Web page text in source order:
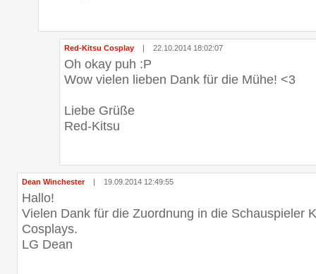
Red-Kitsu Cosplay | 22.10.2014 18:02:07
Oh okay puh :P
Wow vielen lieben Dank für die Mühe! <3
Liebe Grüße
Red-Kitsu
Dean Winchester | 19.09.2014 12:49:55
Hallo!
Vielen Dank für die Zuordnung in die Schauspieler
Cosplays.
LG Dean